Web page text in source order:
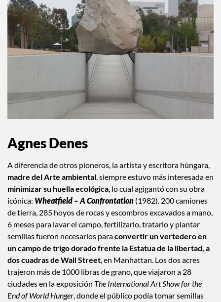
Agnes Denes
A diferencia de otros pioneros, la artista y escritora húngara,
madre del Arte ambiental, siempre estuvo más interesada en
minimizar su huella ecológica, lo cual agigantó con su obra
icónica: Wheatfield – A Confrontation (1982). 200 camiones
de tierra, 285 hoyos de rocas y escombros excavados a mano,
6 meses para lavar el campo, fertilizarlo, tratarlo y plantar
semillas fueron necesarios paraconvertir un vertedero en
un campo de trigo dorado frente la Estatua de la libertad, a
dos cuadras de Wall Street, en Manhattan. Los dos acres
trajeron más de 1000 libras de grano, que viajaron a 28
ciudades en la exposición The International Art Show for the
End of World Hunger, donde el público podía tomar semillas